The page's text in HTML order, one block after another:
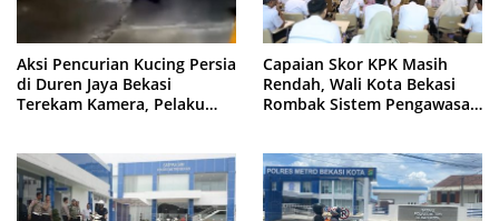
Aksi Pencurian Kucing Persia
di Duren Jaya Bekasi
Terekam Kamera, Pelaku
Capaian Skor KPK Masih
Rendah, Wali Kota Bekasi
Rombak Sistem Pengawasan